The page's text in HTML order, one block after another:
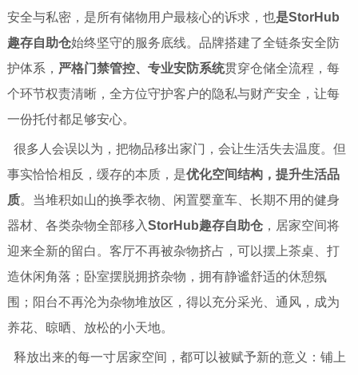
安全与私密，是所有储物用户最核心的诉求，也是StorHub
趣存自助仓始终坚守的服务底线。品牌搭建了全链条安全防
护体系， 严格门禁管控、专业安防系统贯穿仓储全流程，每
个环节权责清晰，全方位守护客户的隐私与财产安全，让每
一份托付都足够安心。
很多人会误以为，把物品移出家门，会让生活失去温度。但
事实恰恰相反，缓存的本质，是优化空间结构，提升生活品
质。当堆积如山的换季衣物、闲置婴童车、长期不用的健身
器材、各类杂物全部移入StorHub趣存自助仓，居家空间将
迎来全新的留白。客厅不再被杂物挤占，可以摆上茶桌、打
造休闲角落；卧室摆脱拥挤杂物，拥有静谧舒适的休憩氛
围；阳台不再沦为杂物堆放区，得以充分采光、通风，成为
养花、晾晒、放松的小天地。
释放出来的每一寸居家空间，都可以被赋予新的意义：铺上